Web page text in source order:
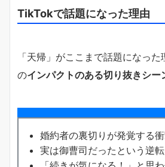
TikTokで話題になった理由
「天帰」がここまで話題になっ
のインパクトのある切り抜きシー
婚約者の裏切りが発覚する
実は御曹司だったという逆